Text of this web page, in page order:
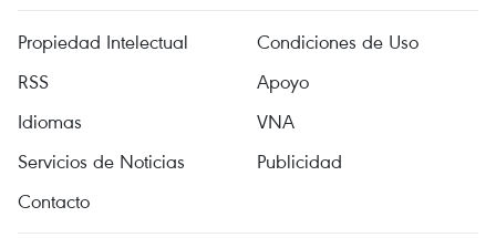
Propiedad Intelectual
Condiciones de Uso
RSS
Apoyo
Idiomas
VNA
Servicios de Noticias
Publicidad
Contacto